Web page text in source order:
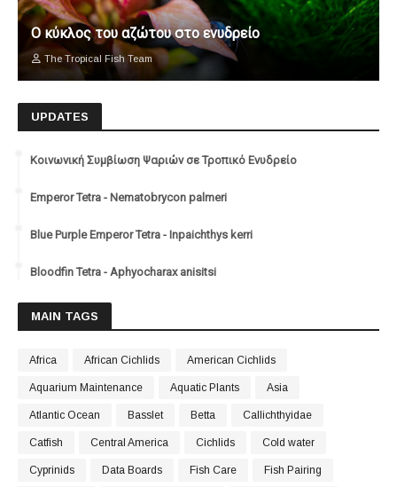
Ο κύκλος του αζώτου στο ενυδρείο
The Tropical Fish Team
UPDATES
Κοινωνική Συμβίωση Ψαριών σε Τροπικό Ενυδρείο
Emperor Tetra - Nematobrycon palmeri
Blue Purple Emperor Tetra - Inpaichthys kerri
Bloodfin Tetra - Aphyocharax anisitsi
MAIN TAGS
Africa African Cichlids American Cichlids
Aquarium Maintenance Aquatic Plants Asia
Atlantic Ocean Basslet Betta Callichthyidae
Catfish Central America Cichlids Cold water
Cyprinids Data Boards Fish Care Fish Pairing